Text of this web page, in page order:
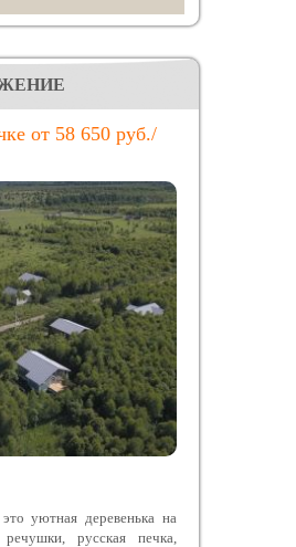
от 58 650 руб./
уютная деревенька на
русская печка,